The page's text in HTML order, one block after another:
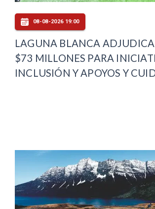
08-08-2026 19:00
LAGUNA BLANCA
$73 MILLONES PARA
INCLUSIÓN Y APOYOS Y